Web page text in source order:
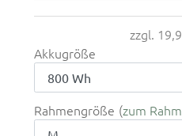
zzgl.
Akkugröße
Rahmengröße zum